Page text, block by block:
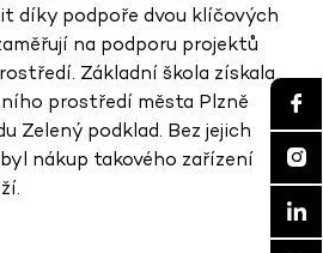
díky podpoře dvou klíčových
na podporu projektů
Základní škola získala
prostředí města Plzně
Zelený podklad. Bez jejich
nákup takového zařízení